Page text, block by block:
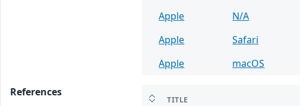
Apple
N/A
Apple
Safari
Apple
macOS
References
TITLE